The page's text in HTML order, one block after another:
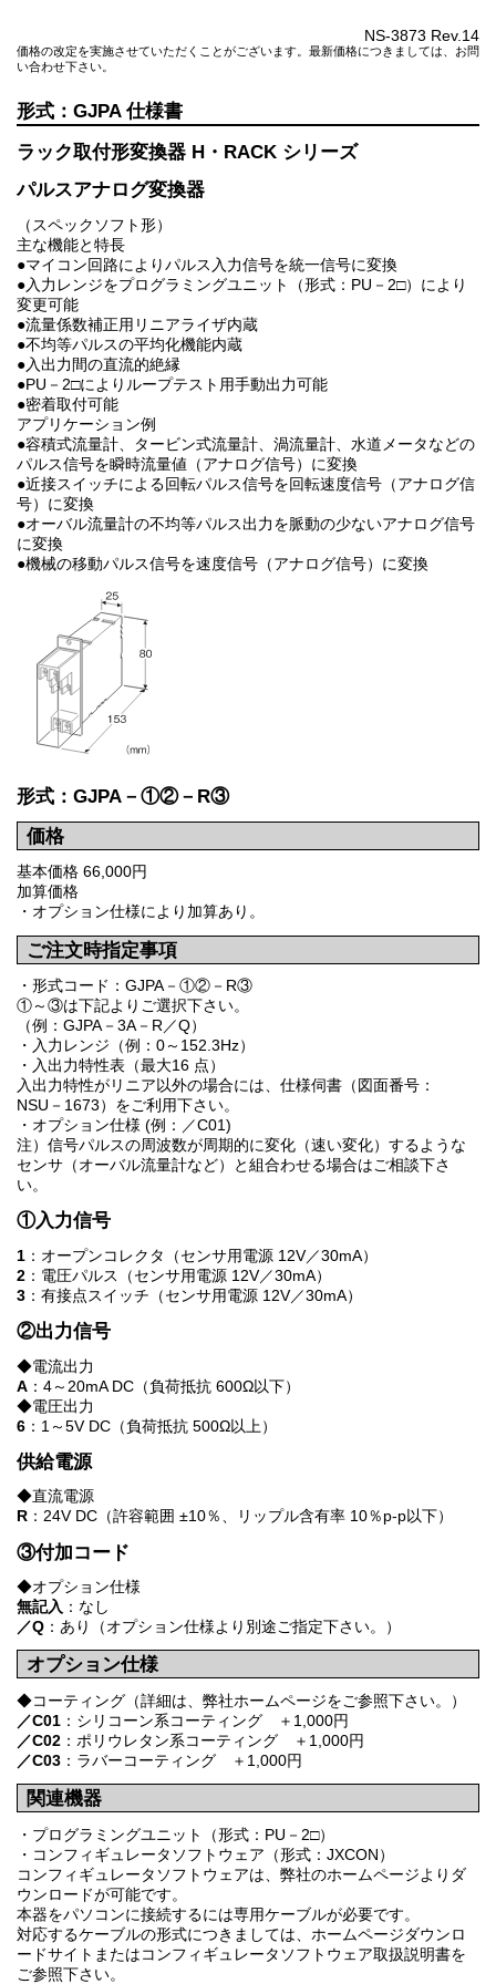
NS-3873 Rev.14
価格の改定を実施させていただくことがございます。最新価格につきましては、お問
い合わせ下さい。
GJPA
ラック取付形変換器 H・RACK シリーズ
パルスアナログ変換器
（スペックソフト形）
主な機能と特長
●マイコン回路によりパルス入力信号を統一信号に変換
●入力レンジをプログラミングユニット（形式：PU－2□）により
変更可能
●流量係数補正用リニアライザ内蔵
●不均等パルスの平均化機能内蔵
●入出力間の直流的絶縁
●PU－2□によりループテスト用手動出力可能
●密着取付可能
アプリケーション例
●容積式流量計、タービン式流量計、渦流量計、水道メータなどの
パルス信号を瞬時流量値（アナログ信号）に変換
●近接スイッチによる回転パルス信号を回転速度信号（アナログ信
号）に変換
●オーバル流量計の不均等パルス出力を脈動の少ないアナログ信号
に変換
●機械の移動パルス信号を速度信号（アナログ信号）に変換
形式：GJPA－①②－R③
価格
基本価格 66,000円
加算価格
・オプション仕様により加算あり。
ご注文時指定事項
・形式コード：GJPA－①②－R③
①～③は下記よりご選択下さい。
（例：GJPA－3A－R／Q）
・入力レンジ（例：0～152.3Hz）
・入出力特性表（最大16 点）
入出力特性がリニア以外の場合には、仕様伺書（図面番号：
NSU－1673）をご利用下さい。
・オプション仕様 (例：／C01)
注）信号パルスの周波数が周期的に変化（速い変化）するような
センサ（オーバル流量計など）と組合わせる場合はご相談下さ
い。
①入力信号
1 ：オープンコレクタ（センサ用電源 12V／30mA）
2 ：電圧パルス（センサ用電源 12V／30mA）
3 ：有接点スイッチ（センサ用電源 12V／30mA）
②出力信号
◆電流出力
A ：4～20mA DC（負荷抵抗 600Ω以下）
◆電圧出力
6 ：1～5V DC（負荷抵抗 500Ω以上）
供給電源
◆直流電源
R ：24V DC（許容範囲 ±10％、リップル含有率 10％p-p以下）
③付加コード
◆オプション仕様
無記入 ：なし
／Q ：あり（オプション仕様より別途ご指定下さい。）
オプション仕様
◆コーティング（詳細は、弊社ホームページをご参照下さい。）
／C01 ：シリコーン系コーティング ＋1,000円
／C02 ：ポリウレタン系コーティング ＋1,000円
／C03 ：ラバーコーティング ＋1,000円
関連機器
・プログラミングユニット（形式：PU－2□）
・コンフィギュレータソフトウェア（形式：JXCON）
コンフィギュレータソフトウェアは、弊社のホームページよりダ
ウンロードが可能です。
本器をパソコンに接続するには専用ケーブルが必要です。
対応するケーブルの形式につきましては、ホームページダウンロ
ードサイトまたはコンフィギュレータソフトウェア取扱説明書を
ご参照下さい。